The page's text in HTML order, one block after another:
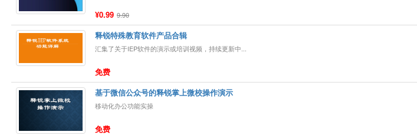
¥0.99 9.90
释锐特殊教育软件产品合辑
汇集了关于IEP软件的演示或培训视频，持续更新中...
免费
基于微信公众号的释锐掌上微校操作演示
移动化办公功能实操
免费